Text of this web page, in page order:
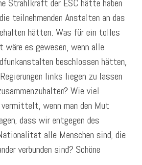
Strahlkraft der ESC hätte haben
teilnehmenden Anstalten an das
hätten. Was für ein tolles
wäre es gewesen, wenn alle
beschlossen hätten,
links liegen zu lassen
Wie viel
wenn man den Mut
dass wir entgegen des
alle Menschen sind, die
verbunden sind? Schöne